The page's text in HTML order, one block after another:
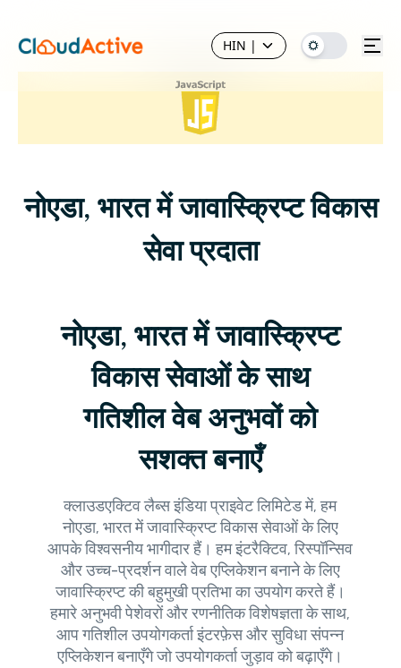
HIN |
नोएडा, भारत में जावास्क्रिप्ट विकास
सेवा प्रदाता
नोएडा, भारत में जावास्क्रिप्ट
विकास सेवाओं के साथ
गतिशील वेब अनुभवों को
सशक्त बनाएँ
क्लाउडएक्टिव लैब्स इंडिया प्राइवेट लिमिटेड में, हम
नोएडा, भारत में जावास्क्रिप्ट विकास सेवाओं के लिए
आपके विश्वसनीय भागीदार हैं। हम इंटरैक्टिव, रिस्पॉन्सिव
और उच्च-प्रदर्शन वाले वेब एप्लिकेशन बनाने के लिए
जावास्क्रिप्ट की बहुमुखी प्रतिभा का उपयोग करते हैं।
हमारे अनुभवी पेशेवरों और रणनीतिक विशेषज्ञता के साथ,
आप गतिशील उपयोगकर्ता इंटरफ़ेस और सुविधा संपन्न
एप्लिकेशन बनाएँगे जो उपयोगकर्ता जुड़ाव को बढ़ाएँगे।